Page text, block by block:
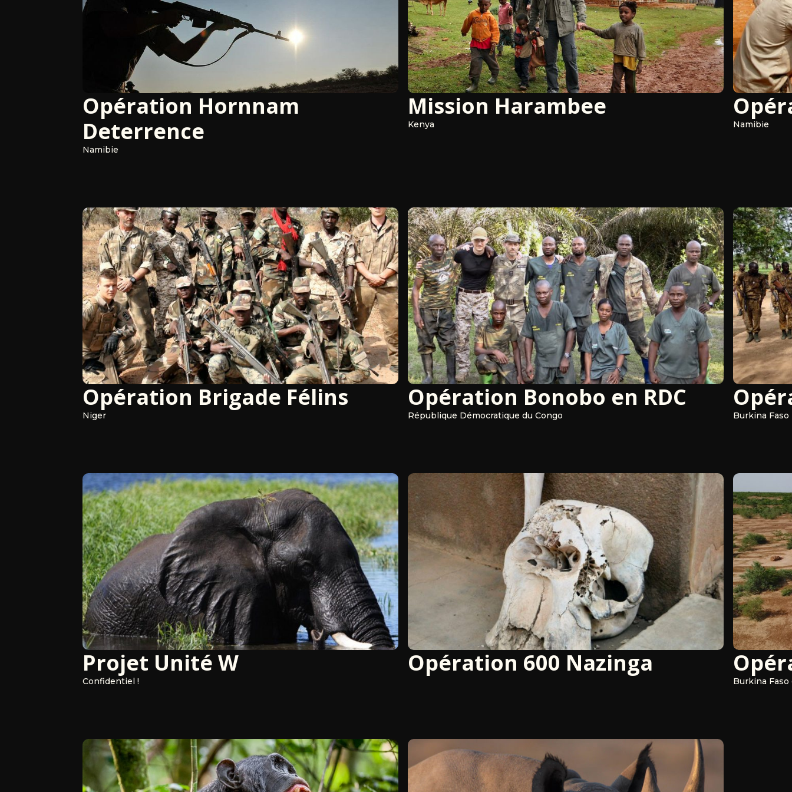
Opération Hornnam
Deterrence
Namibie
Mission Harambee
Kenya Namibie
Opération Brigade Félins
Niger
Opération Bonobo en RDC
République Démocratique du Congo Burkina Faso
Projet Unité W
Confidentiel !
Opération 600 Nazinga
Burkina